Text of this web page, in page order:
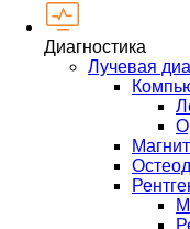
Диагностика
Лучевая